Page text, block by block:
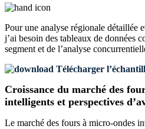
Pour une analyse régionale détaillée
j’ai besoin des tableaux de données
segment et de l’analyse
Télécharger
Croissance du marché des
intelligents et perspectives
Le marché des fours à micro-ondes